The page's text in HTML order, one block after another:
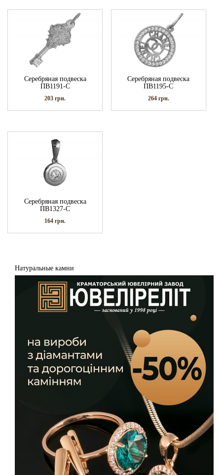
Серебряная подвеска
ПВ1191-С
203грн.
Серебряная подвеска
ПВ1195-С
264 грн.
Серебряная подвеска
ПВ1327-С
164грн.
Натуральные камни